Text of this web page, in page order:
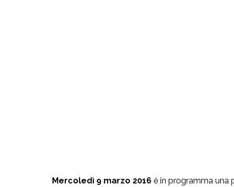
Mercoledì 9 marzo 2016 è in programma una